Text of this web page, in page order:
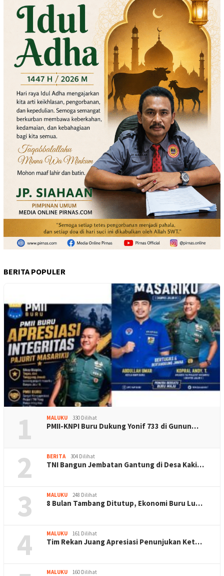
BERITA POPULER
1 MALUKU 330 Dilihat
PMII-KNPI Buru Dukung Yonif 733 di Gunun…
2 BERITA 304 Dilihat
TNI Bangun Jembatan Gantung di Desa Kaki…
3 MALUKU 248 Dilihat
8 Bulan Tambang Ditutup, Ekonomi Buru Lu…
4 MALUKU 161 Dilihat
Tim Rekan Juang Apresiasi Penunjukan Ket…
MALUKU 160 Dilihat